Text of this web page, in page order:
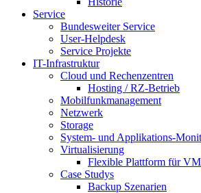
Service
Bundesweiter Service
User-Helpdesk
Service Projekte
IT-Infrastruktur
Cloud und Rechenzentren
Hosting / RZ-Betrieb
Mobilfunkmanagement
Netzwerk
Storage
System- und Applikations-
Virtualisierung
Flexible Plattform für
Case Studys
Backup Szenarien